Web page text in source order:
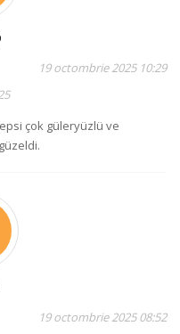
19 octombrie 2025 10:29
çok güleryüzlü ve
19 octombrie 2025 08:52